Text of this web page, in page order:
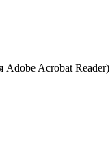
Adobe Acrobat Reader)